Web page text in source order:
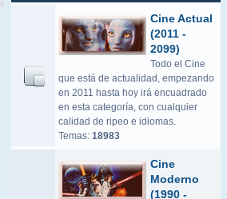
Cine Actual
(2011 -
2099)
Todo el Cine
que está de actualidad, empezando
en 2011 hasta hoy irá encuadrado
en esta categoría, con cualquier
calidad de ripeo e idiomas.
Temas: 18983
Cine
Moderno
(1990 -